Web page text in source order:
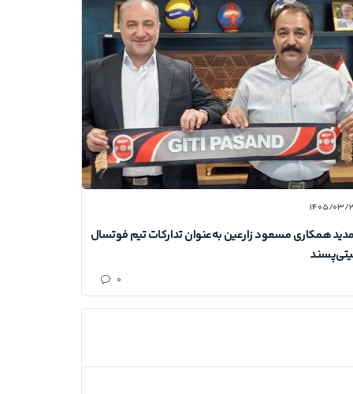
۰۳/۲۷
همکاری مسعود زارعین به‌عنوان تدارکات تیم فوتسال
۰